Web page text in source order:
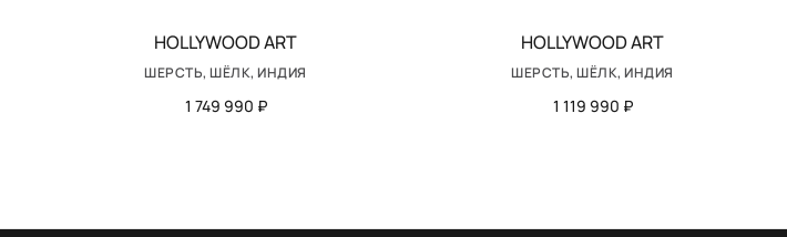
HOLLYWOOD ART
ШЕРСТЬ, ШЁЛК, ИНДИЯ
1 749 990 ₽
HOLLYWOOD ART
ШЕРСТЬ, ШЁЛК, ИНДИЯ
1 119 990 ₽